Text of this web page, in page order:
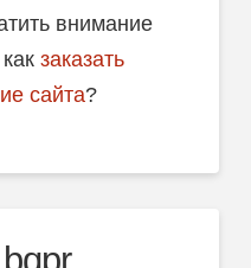
внимание
какзаказать
сайта?